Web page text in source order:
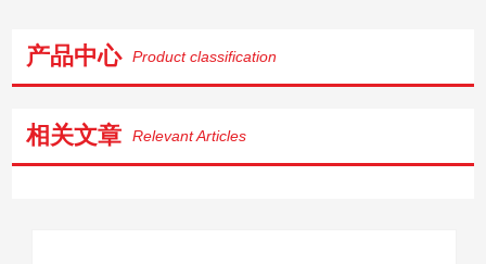
产品中心 Product classification
相关文章 Relevant Articles